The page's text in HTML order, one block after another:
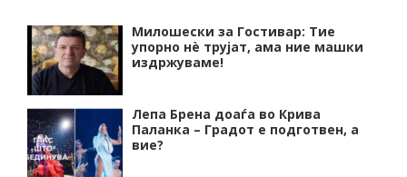
Милошески за Гостивар: Тие
упорно нѐ трујат, ама ние машки
издржуваме!
Лепа Брена доаѓа во Крива
Паланка – Градот е подготвен, а
вие?